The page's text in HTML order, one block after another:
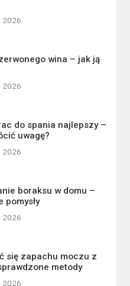
2026
wina – jak ją
2026
do spania najlepszy –
uwagę?
2026
boraksu w domu –
pomysły
2026
się zapachu moczu z
metody
2026